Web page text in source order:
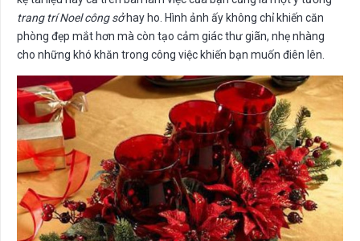
trang trí Noel công sởhay ho. Hình ảnh ấy không chỉ khiến căn
phòng đẹp mắt hơn mà còn tạo cảm giác thư giãn, nhẹ nhàng
cho những khó khăn trong công việc khiến bạn muốn điên lên.